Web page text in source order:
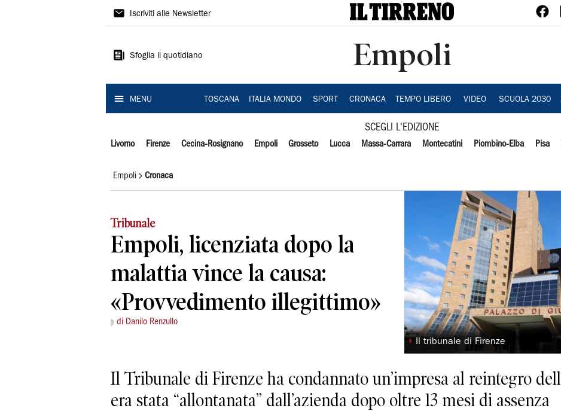
Il
Iscriviti alle Newsletter
Sfoglia il quotidiano Empoli
MENU TOSCANA ITALIA MONDO SPORT CRONACA TEMPO LIBERO VIDEO SCUOLA 2030
SCEGLI L'EDIZIONE
Livorno Firenze Cecina-Rosignano Empoli Grosseto Lucca Massa-Carrara Montecatini Piombino-Elba Pisa
Empoli Cronaca
Tribunale
Empoli, licenziata dopo la
malattia vince la causa:
«Provvedimento illegittimo»
di Danilo Renzullo
◗ Il tribunale di Firenze
Il Tribunale di Firenze ha condannato un’impresa al reintegro
era stata “allontanata” dall’azienda dopo oltre 13 mesi di assenza